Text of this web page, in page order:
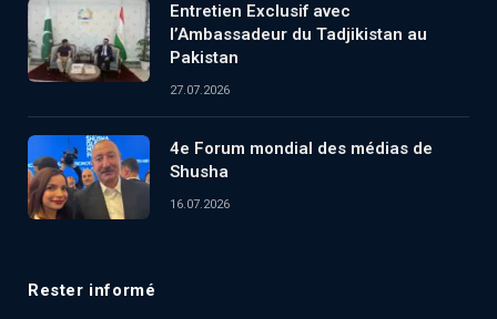
Entretien Exclusif avec
l’Ambassadeur du Tadjikistan au
Pakistan
27.07.2026
4e Forum mondial des médias de
Shusha
16.07.2026
Rester informé